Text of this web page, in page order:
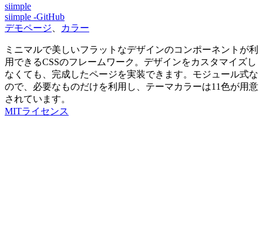
siimple
siimple -GitHub
デモページ
カラー
ミニマルで美しいフラットなデザインのコンポーネントが利
用できるCSSのフレームワーク。デザインをカスタマイズし
なくても、完成したページを実装できます。モジュール式な
ので、必要なものだけを利用し、テーマカラーは11色が用意
されています。
MITライセンス